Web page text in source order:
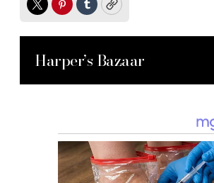
TwitterPinterest
TumblrCopy
Harper’s Bazaar